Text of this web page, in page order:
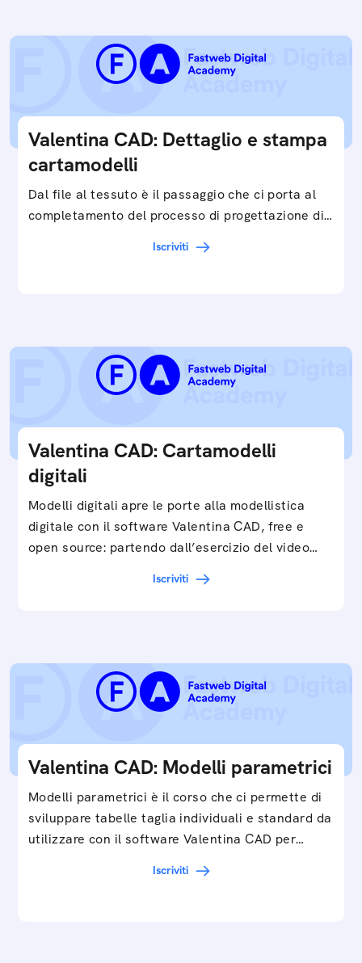
Valentina CAD: Dettaglio e stampa
cartamodelli
Dal file al tessuto è il passaggio che ci porta al
completamento del processo di progettazione di
Iscriviti
Valentina CAD: Cartamodelli
digitali
Modelli digitali apre le porte alla modellistica
digitale con il software Valentina CAD, free e
open source: partendo dall’esercizio del video…
Iscriviti
Valentina CAD: Modelli parametrici
Modelli parametrici è il corso che ci permette di
sviluppare tabelle taglia individuali e standard da
utilizzare con il software Valentina CAD per…
Iscriviti